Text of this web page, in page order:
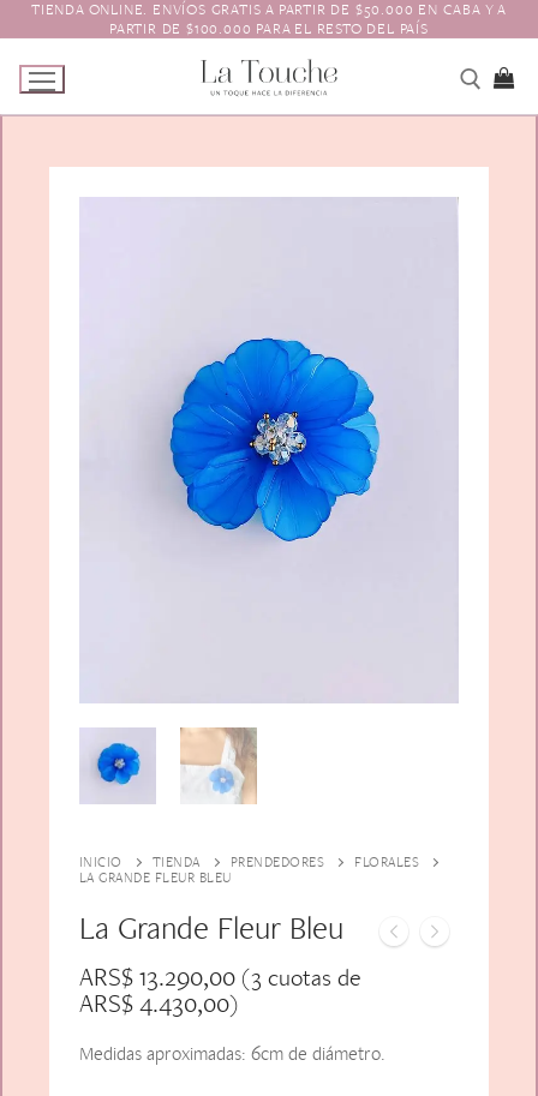
al
contenido
TIENDA ONLINE. ENVÍOS GRATIS A PARTIR DE $50.000 EN CABA Y A
PARTIR DE $100.000 PARA EL RESTO DEL PAÍS
Animales y Bichitos
Florales
Varios
Escarapelas
Accesorios para el pelo
Boinas
Vinchas
Hebillas
Aros
Guantes
Charreteras
Contacto
INICIO TIENDA PRENDEDORES
FLORALES
LA GRANDE FLEUR BLEU
La Grande Fleur Bleu
ARS$13.290,00(3 cuotas de
ARS$4.430,00)
Medidas aproximadas: 6cm de diámetro.